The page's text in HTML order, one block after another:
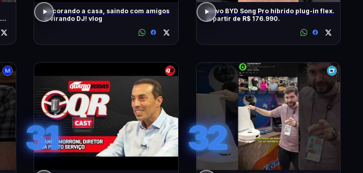
decorando a casa, saindo com amigos
e virando DJ! vlog
Novo BYD Song Pro híbrido plug-in flex.
A partir de R$ 176.990.
31 32